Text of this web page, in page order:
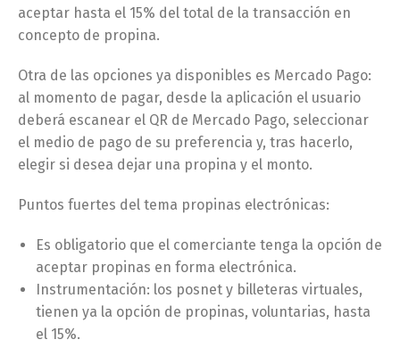
aceptar hasta el 15% del total de la transacción en
concepto de propina.
Otra de las opciones ya disponibles es Mercado Pago:
al momento de pagar, desde la aplicación el usuario
deberá escanear el QR de Mercado Pago, seleccionar
el medio de pago de su preferencia y, tras hacerlo,
elegir si desea dejar una propina y el monto.
Puntos fuertes del tema propinas electrónicas:
Es obligatorio que el comerciante tenga la opción de
aceptar propinas en forma electrónica.
Instrumentación: los posnet y billeteras virtuales,
tienen ya la opción de propinas, voluntarias, hasta
el 15%.